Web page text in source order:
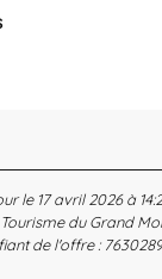
le 17 avril 2026 à
du Grand
de l'offre : 7630289